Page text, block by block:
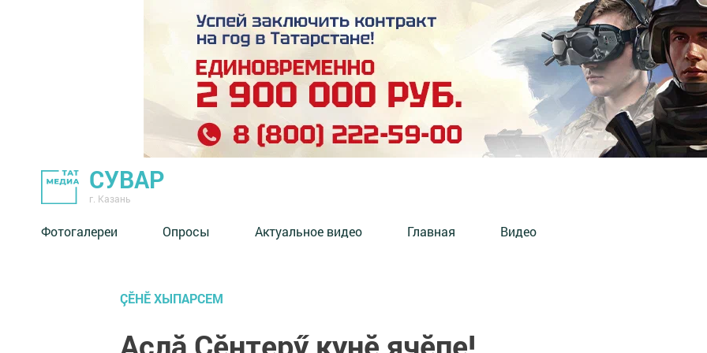
СУВАР
г. Казань
Фотогалереи Опросы Актуальное видео Главная Видео
ÇӖНӖ ХЫПАРСЕМ
Аслă Çĕнтерӳ кунĕ ячĕпе!